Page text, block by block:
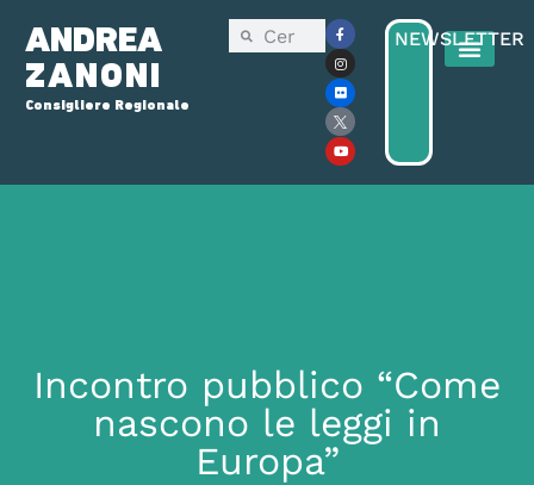
ANDREA
ZANONI
Consigliere Regionale
NEWSLETTER
Incontro pubblico “Come
nascono le leggi in
Europa”